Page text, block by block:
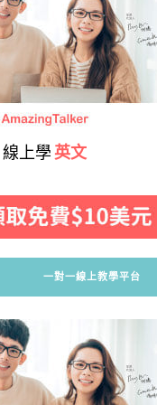
線上學 英文
一對一線上教學平台